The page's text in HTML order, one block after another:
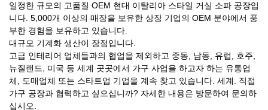
일정한 규모의 고품질 OEM 현대 이탈리아 스타일 거실 소파 공장입
니다. 5,000개 이상의 매장을 보유한 상장 기업의 OEM 분야에서 풍
부한 경험을 보유하고 있습니다.
대규모 기계화 생산이 장점입니다.
고급 인테리어 업체들과의 협업을 제외하고 중동, 남동, 유럽, 호주,
뉴질랜드, 미국 등 세계 곳곳에서 가구 사업을 하고자 하는 유통업
체, 도매업체 또는 스타트업 기업을 계속 찾고 있습니다. 세계. 직접
가구 공장과 협력하고 싶으십니까? 자세한 내용은 방문하여 문의하
십시오.